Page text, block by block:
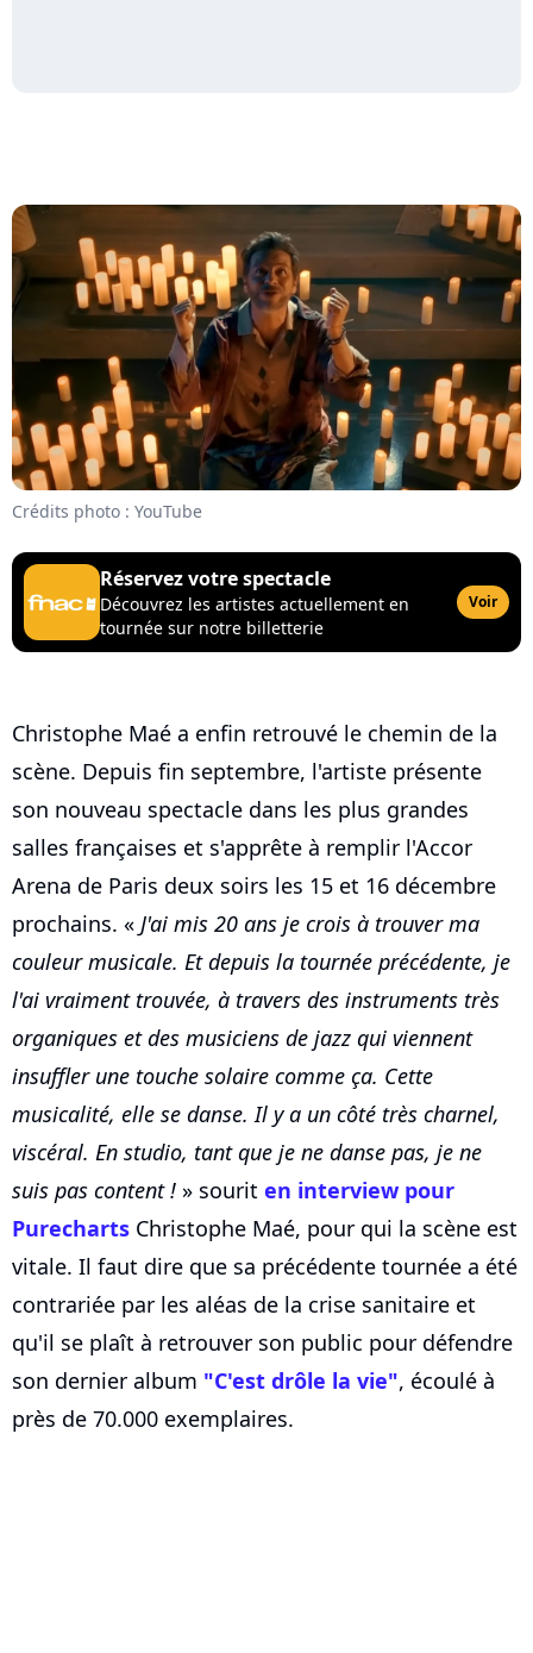
Crédits photo : YouTube
Réservez votre spectacle
Découvrez les artistes actuellement en
tournée sur notre billetterie
Voir
Christophe Maé a enfin retrouvé le chemin de la
scène. Depuis fin septembre, l'artiste présente
son nouveau spectacle dans les plus grandes
salles françaises et s'apprête à remplir l'Accor
Arena de Paris deux soirs les 15 et 16 décembre
prochains. « J'ai mis 20 ans je crois à trouver ma
couleur musicale. Et depuis la tournée précédente, je
l'ai vraiment trouvée, à travers des instruments très
organiques et des musiciens de jazz qui viennent
insuffler une touche solaire comme ça. Cette
musicalité, elle se danse. Il y a un côté très charnel,
viscéral. En studio, tant que je ne danse pas, je ne
suis pas content ! » sourit en interview pour
Purecharts Christophe Maé, pour qui la scène est
vitale. Il faut dire que sa précédente tournée a été
contrariée par les aléas de la crise sanitaire et
qu'il se plaît à retrouver son public pour défendre
son dernier album "C'est drôle la vie", écoulé à
près de 70.000 exemplaires.